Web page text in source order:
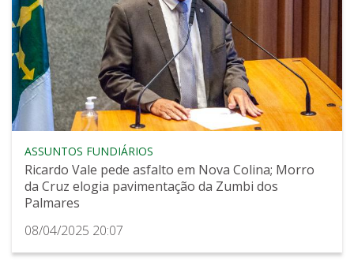
ASSUNTOS FUNDIÁRIOS
Ricardo Vale pede asfalto em Nova Colina; Morro
da Cruz elogia pavimentação da Zumbi dos
Palmares
08/04/2025 20:07